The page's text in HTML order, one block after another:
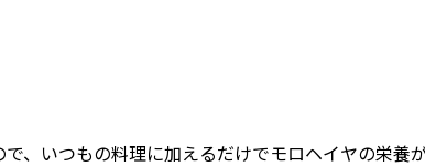
、いつもの料理に加えるだけでモロヘイヤの栄養が